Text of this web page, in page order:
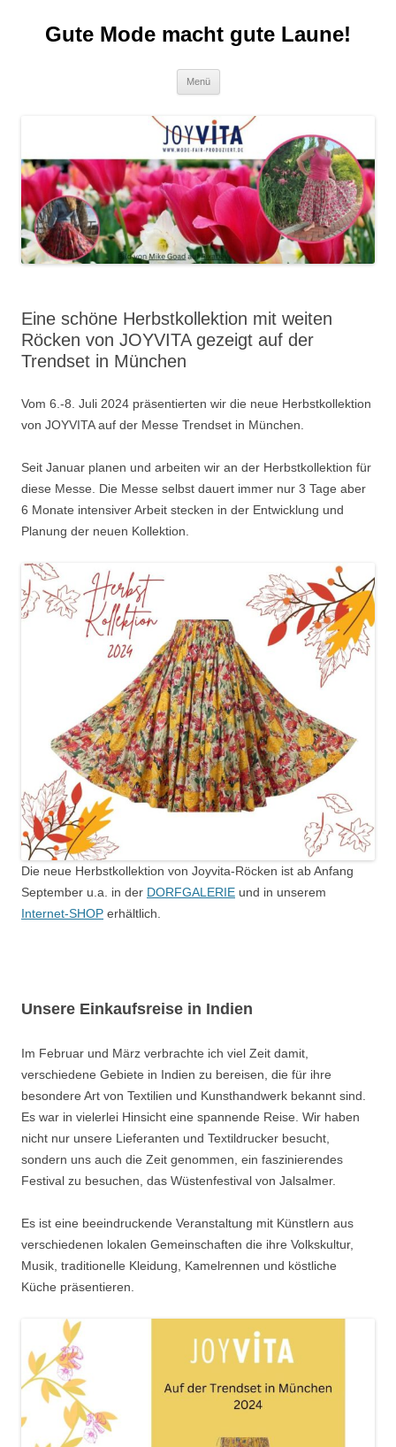
springenGute Mode macht gute Laune!
Menü
Eine schöne Herbstkollektion mit weiten
Röcken von JOYVITA gezeigt auf der
Trendset in München
Vom 6.-8. Juli 2024 präsentierten wir die neue Herbstkollektion
von JOYVITA auf der Messe Trendset in München.
Seit Januar planen und arbeiten wir an der Herbstkollektion für
diese Messe. Die Messe selbst dauert immer nur 3 Tage aber
6 Monate intensiver Arbeit stecken in der Entwicklung und
Planung der neuen Kollektion.
Die neue Herbstkollektion von Joyvita-Röcken ist ab Anfang
September u.a. in der DORFGALERIE und in unserem
Internet-SHOP erhältlich.
Unsere Einkaufsreise in Indien
Im Februar und März verbrachte ich viel Zeit damit,
verschiedene Gebiete in Indien zu bereisen, die für ihre
besondere Art von Textilien und Kunsthandwerk bekannt sind.
Es war in vielerlei Hinsicht eine spannende Reise. Wir haben
nicht nur unsere Lieferanten und Textildrucker besucht,
sondern uns auch die Zeit genommen, ein faszinierendes
Festival zu besuchen, das Wüstenfestival von Jalsalmer.
Es ist eine beeindruckende Veranstaltung mit Künstlern aus
verschiedenen lokalen Gemeinschaften die ihre Volkskultur,
Musik, traditionelle Kleidung, Kamelrennen und köstliche
Küche präsentieren.